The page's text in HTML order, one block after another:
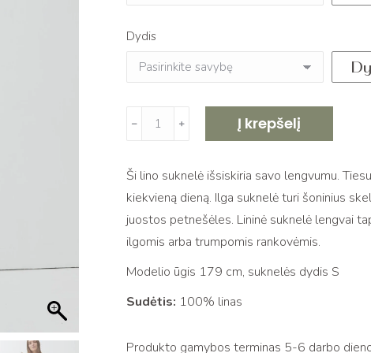
Dydis
produkto
kiekis:
lininė
suknelė
su
plačiomis
petnešomis
KLEA,
﹣ ﹢ Į krepšelį
Ši lino suknelė išsiskiria savo lengvumu.
kiekvieną dieną. Ilga suknelė turi šoninius
juostos petnešėles. Lininė suknelė lengvai
ilgomis arba trumpomis rankovėmis.
Modelio ūgis 179 cm, suknelės dydis S
Sudėtis: 100% linas
Produkto gamybos terminas 5-6 darbo